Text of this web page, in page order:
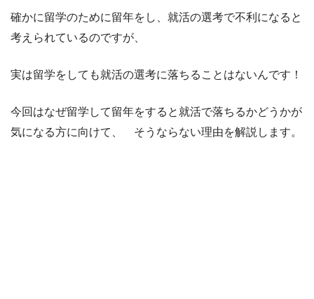
確かに留学のために留年をし、就活の選考で不利になると
考えられているのですが、
実は留学をしても就活の選考に落ちることはないんです！
今回はなぜ留学して留年をすると就活で落ちるかどうかが
気になる方に向けて、 そうならない理由を解説します。